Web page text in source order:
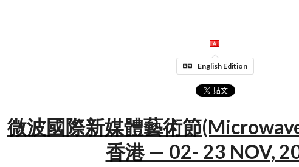
English Edition
微波國際新媒體藝術節
香港 — 02- 23 NOV,